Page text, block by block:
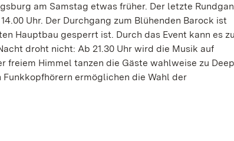
am Samstag etwas früher. Der letzte
Uhr. Der Durchgang zum Blühenden Barock ist
Hauptbau gesperrt ist. Durch das Event kann es zu
droht nicht: Ab 21.30 Uhr wird die Musik auf
freiem Himmel tanzen die Gäste wahlweise zu Deep
Funkkopfhörern ermöglichen die Wahl der